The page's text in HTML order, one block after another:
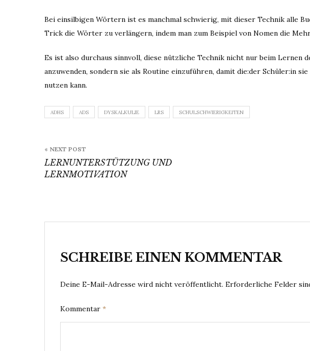
Bei einsilbigen Wörtern ist es manchmal schwierig, mit dieser Technik alle
Trick die Wörter zu verlängern, indem man zum Beispiel von Nomen die
Es ist also durchaus sinnvoll, diese nützliche Technik nicht nur beim Lernen
anzuwenden, sondern sie als Routine einzuführen, damit die:der Schüler:in
nutzen kann.
ADHS ADS DYSKALKULIE LRS SCHULSCHWIERIGKEITEN
« NEXT POST
LERNUNTERSTÜTZUNG UND
LERNMOTIVATION
SCHREIBE EINEN KOMMENTAR
Deine E-Mail-Adresse wird nicht veröffentlicht. Erforderliche Felder
Kommentar *